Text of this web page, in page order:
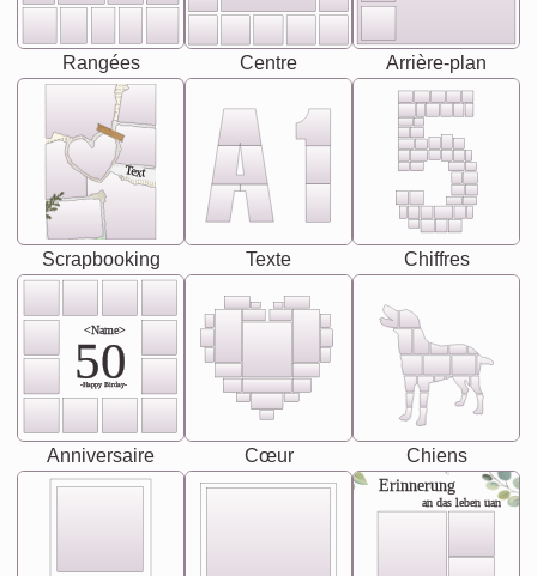
Rangées Centre Arrière-plan
Text
Scrapbooking Texte Chiffres
<Name>
50
-Happy Birday-
Anniversaire Cœur Chiens
Erinnerung
an das leben uan